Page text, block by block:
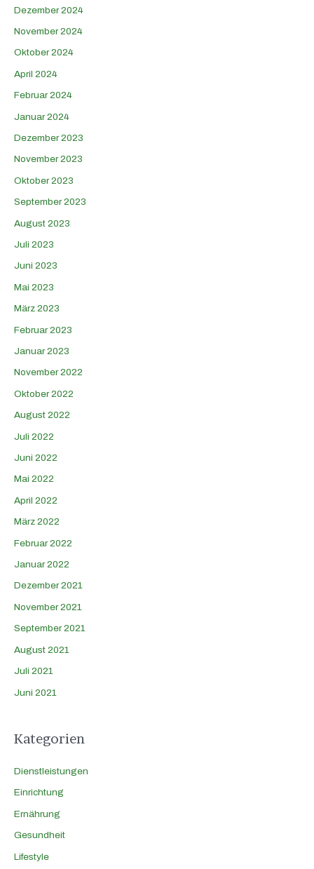
Dezember 2024
November 2024
Oktober 2024
April 2024
Februar 2024
Januar 2024
Dezember 2023
November 2023
Oktober 2023
September 2023
August 2023
Juli 2023
Juni 2023
Mai 2023
März 2023
Februar 2023
Januar 2023
November 2022
Oktober 2022
August 2022
Juli 2022
Juni 2022
Mai 2022
April 2022
März 2022
Februar 2022
Januar 2022
Dezember 2021
November 2021
September 2021
August 2021
Juli 2021
Juni 2021
Kategorien
Dienstleistungen
Einrichtung
Ernährung
Gesundheit
Lifestyle